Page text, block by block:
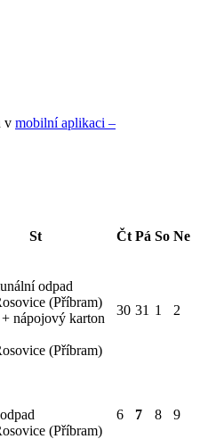
v mobilní aplikaci –
St Čt Pá So Ne
odpad
(Příbram)
+ nápojový karton
(Příbram)
30 31 1 2
(Příbram)
6 7 8 9